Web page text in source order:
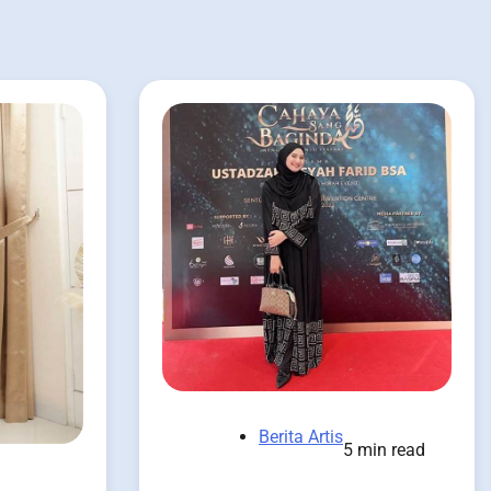
Berita Artis
5 min read